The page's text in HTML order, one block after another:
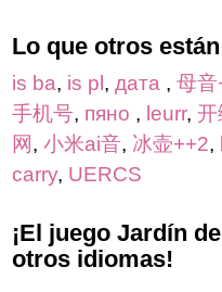
Lo que otros
is ba, is pl , дата , 母
手机号, пяно , leurr, 开
网, 小米ai音, 冰壶++2,
carry, UERCS
¡El juego Jardín
otros idiomas!